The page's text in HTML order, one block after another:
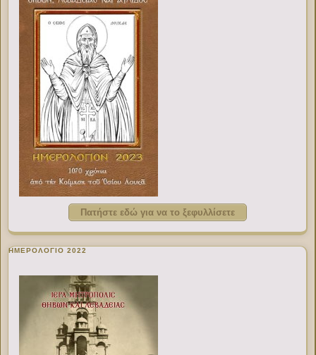
Πατήστε εδώ για να το ξεφυλλίσετε
ΗΜΕΡΟΛΟΓΙΟ 2022